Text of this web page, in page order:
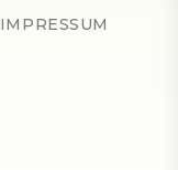
IMPRESSUM